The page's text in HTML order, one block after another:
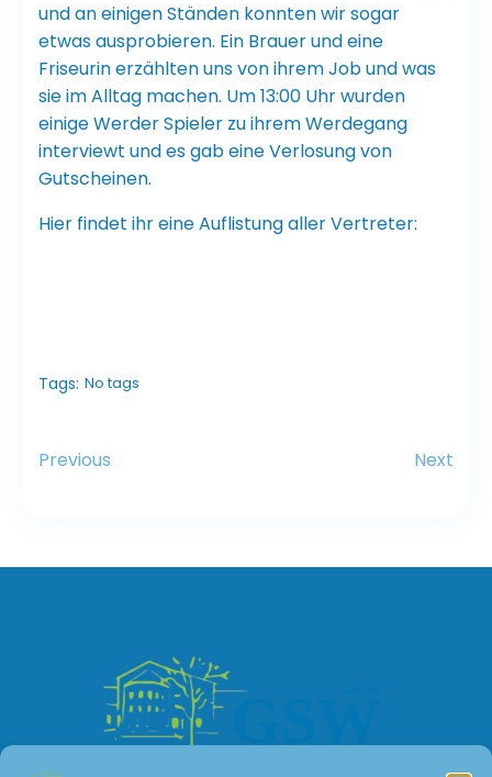
und an einigen Ständen konnten wir sogar
etwas ausprobieren. Ein Brauer und eine
Friseurin erzählten uns von ihrem Job und was
sie im Alltag machen. Um 13:00 Uhr wurden
einige Werder Spieler zu ihrem Werdegang
interviewt und es gab eine Verlosung von
Gutscheinen.
Hier findet ihr eine Auflistung aller Vertreter:
Tags: No tags
Previous Next